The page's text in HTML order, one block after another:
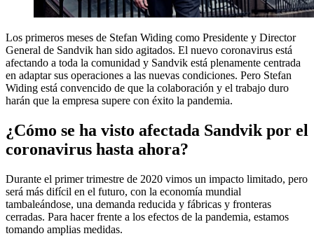
Los primeros meses de Stefan Widing como Presidente y Director
General de Sandvik han sido agitados. El nuevo coronavirus está
afectando a toda la comunidad y Sandvik está plenamente centrada
en adaptar sus operaciones a las nuevas condiciones. Pero Stefan
Widing está convencido de que la colaboración y el trabajo duro
harán que la empresa supere con éxito la pandemia.
¿Cómo se ha visto afectada Sandvik por el
coronavirus hasta ahora?
Durante el primer trimestre de 2020 vimos un impacto limitado, pero
será más difícil en el futuro, con la economía mundial
tambaleándose, una demanda reducida y fábricas y fronteras
cerradas. Para hacer frente a los efectos de la pandemia, estamos
tomando amplias medidas.